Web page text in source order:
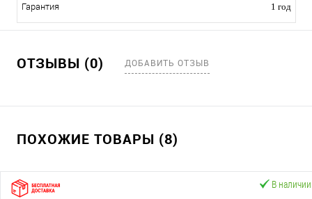
Гарантия 1 год
ОТЗЫВЫ (0) ДОБАВИТЬ ОТЗЫВ
ПОХОЖИЕ ТОВАРЫ (8)
В наличии